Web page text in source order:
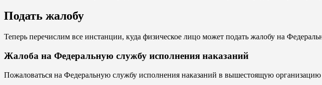
Подать жалобу
Теперь перечислим все инстанции, куда физическое лицо может подать жалобу на
Жалоба на Федеральную службу исполнения наказаний
Пожаловаться на Федеральную службу исполнения наказаний в вышестоящую